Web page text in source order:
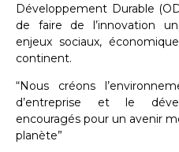
Développement Durable
de faire de l’innovation
enjeux sociaux,
continent.
“Nous créons
d’entreprise et le
encouragés pour un avenir
planète”